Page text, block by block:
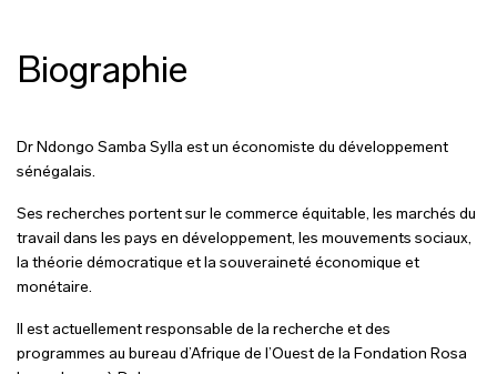
Biographie
Dr Ndongo Samba Sylla est un économiste du développement
sénégalais.
Ses recherches portent sur le commerce équitable, les marchés du
travail dans les pays en développement, les mouvements sociaux,
la théorie démocratique et la souveraineté économique et
monétaire.
Il est actuellement responsable de la recherche et des
programmes au bureau d’Afrique de l’Ouest de la Fondation Rosa